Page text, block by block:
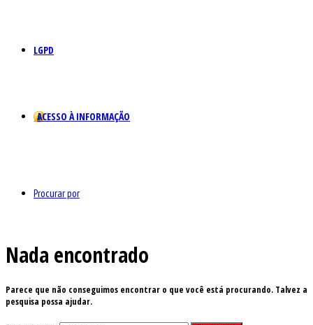
LGPD
ACESSO À INFORMAÇÃO
Procurar por
Nada encontrado
Parece que não conseguimos encontrar o que você está procurando. Talvez a
pesquisa possa ajudar.